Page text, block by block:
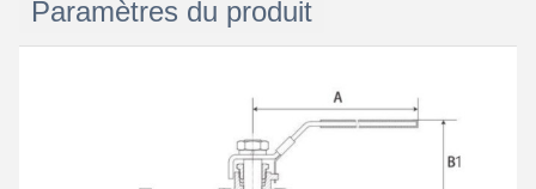
Paramètres du produit